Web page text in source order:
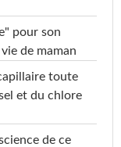
pour son
de maman
toute
et du chlore
de ce